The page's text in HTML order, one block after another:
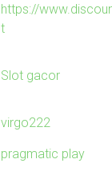
https://
t
Slot gacor
virgo222
pragmatic play